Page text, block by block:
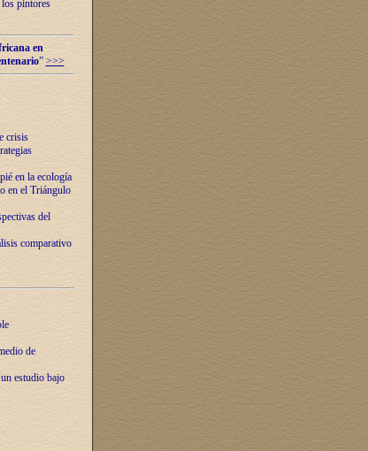
pintores
en
” >>>
crisis
en la ecología
en el Triángulo
del
comparativo
de
estudio bajo